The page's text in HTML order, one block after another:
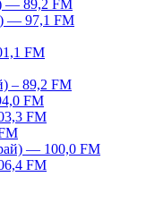
— 89,2 FM
— 97,1 FM
FM
– 89,2 FM
FM
FM
— 100,0 FM
FM